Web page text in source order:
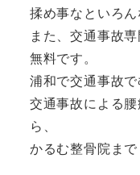
揉め事なといろん
また、交通事故
無料です。
浦和で交通事故
交通事故による
ら、
かるむ整骨院まで